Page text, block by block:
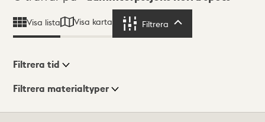
Visa lista Visa karta Filtrera
Visningsläge
Filtrera tid
Filtrera materialtyper